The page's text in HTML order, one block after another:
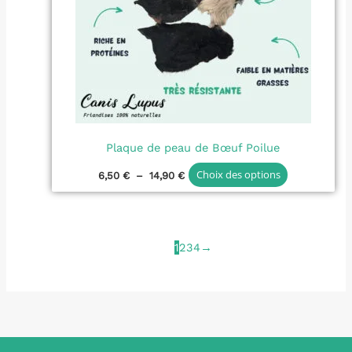
Plaque de peau de Bœuf Poilue
6,50€ – 14,90€ Choix des options
peuvent
être
choisies
du
produit
1234 →